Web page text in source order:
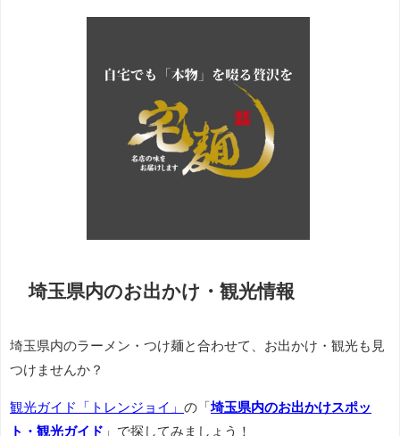
埼玉県内のお出かけ・観光情報
埼玉県内のラーメン・つけ麺と合わせて、お出かけ・観光も見
つけませんか？
観光ガイド「トレンジョイ」 の「埼玉県内のお出かけスポッ
ト・観光ガイド 」で探してみましょう！